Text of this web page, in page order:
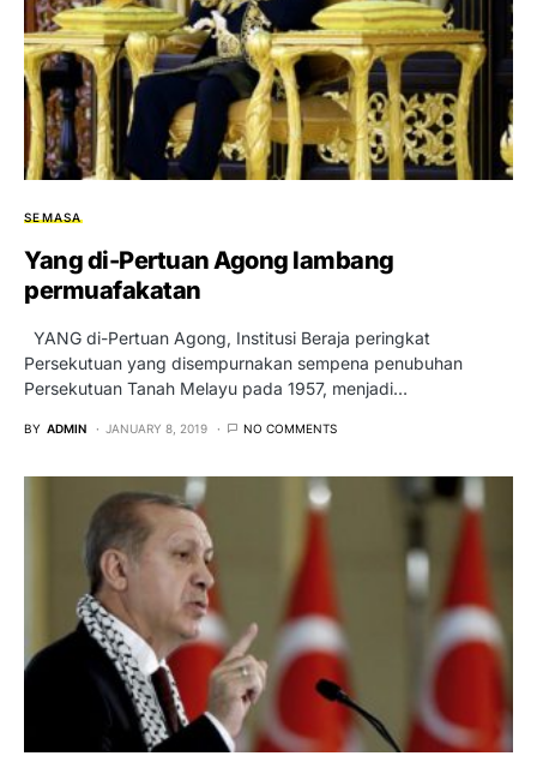
SEMASA
Yang di-Pertuan Agong lambang
permuafakatan
YANG di-Pertuan Agong, Institusi Beraja peringkat
Persekutuan yang disempurnakan sempena penubuhan
Persekutuan Tanah Melayu pada 1957, menjadi…
BY ADMIN JANUARY 8, 2019 NO COMMENTS